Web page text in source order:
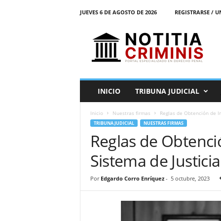
JUEVES 6 DE AGOSTO DE 2026 REGISTRARSE /
l
INICIO TRIBUNA JUDICIAL
Inicio Nuestras firmas Reglas de Obtención de
TRIBUNA JUDICIAL NUESTRAS FIRMAS
Reglas de
Sistema de
Por Edgardo Corro Enríquez- 5 octubre, 2023